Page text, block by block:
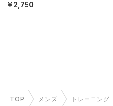
￥2,750
TOP メンズ トレーニング